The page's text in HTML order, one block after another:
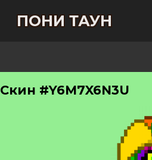
ПОНИ ТАУН
Скин #Y6M7X6N3U